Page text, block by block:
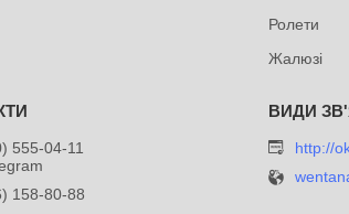
Ролети
Жалюзі
555-04-11
158-80-88
http://